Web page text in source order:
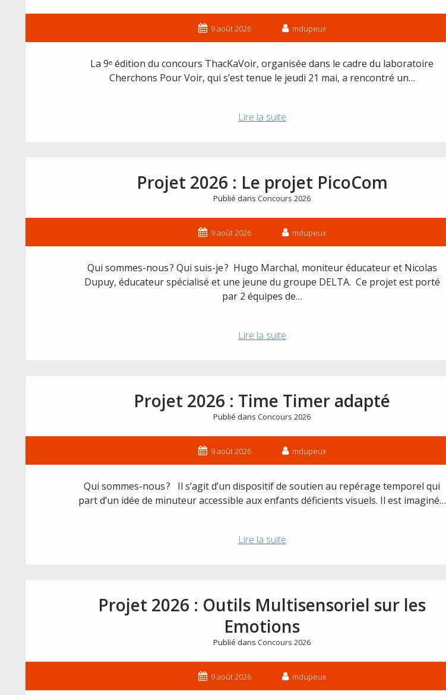
9 août 2026 mdupeux
La 9ᵉ édition du concours ThacKaVoir, organisée dans le cadre du laboratoire
Cherchons Pour Voir, qui s’est tenue le jeudi 21 mai, a rencontré un…
Lire la suiteRésultat
2026
–
9ème
édition
Projet 2026 : Le projet PicoCom
Publié dans Concours 2026
9 août 2026 mdupeux
Qui sommes-nous ? Qui suis-je ? Hugo Marchal, moniteur éducateur et Nicolas
Dupuy, éducateur spécialisé et une jeune du groupe DELTA. Ce projet est porté
par 2 équipes de…
Lire la suiteProjet
projet
PicoCom
Projet 2026 : Time Timer adapté
Publié dans Concours 2026
9 août 2026 mdupeux
Qui sommes-nous ? Il s’agit d’un dispositif de soutien au repérage temporel qui
part d’un idée de minuteur accessible aux enfants déficients visuels. Il est imaginé…
Lire la suiteProjet
Timer
adapté
Projet 2026 : Outils Multisensoriel sur les
Emotions
Publié dans Concours 2026
9 août 2026 mdupeux